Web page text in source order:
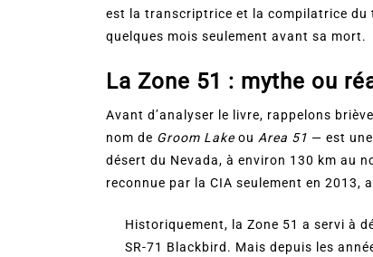
est la transcriptrice et la compilatrice du
quelques mois seulement avant sa mort.
La Zone 51 : mythe ou
Avant d’analyser le livre, rappelons
nom de Groom Lake ou Area 51 — est
désert du Nevada, à environ 130 km au
reconnue par la CIA seulement en 2013,
Historiquement, la Zone 51 a servi à
SR-71 Blackbird. Mais depuis les